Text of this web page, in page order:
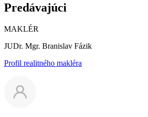
Predávajúci
MAKLÉR
JUDr. Mgr. Branislav Fázik
Profil realitného makléra